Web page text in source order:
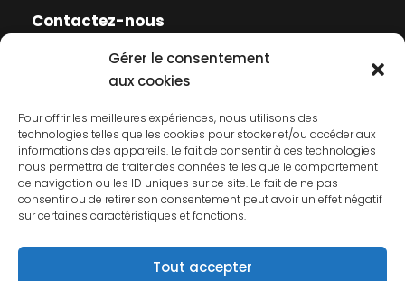
Gérer le consentement
aux cookies
Pour offrir les meilleures expériences, nous utilisons des
technologies telles que les cookies pour stocker et/ou accéder aux
informations des appareils. Le fait de consentir à ces technologies
nous permettra de traiter des données telles que le comportement
de navigation ou les ID uniques sur ce site. Le fait de ne pas
consentir ou de retirer son consentement peut avoir un effet négatif
sur certaines caractéristiques et fonctions.
Tout accepter
Contactez-nous
Contactez-nous
Mentions légales
Politique de cookies
Politique de confidentialité